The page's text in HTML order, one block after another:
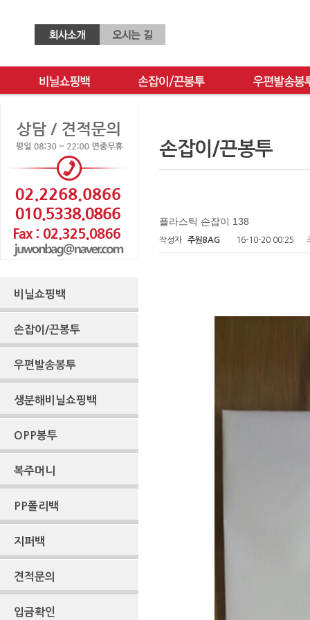
비닐쇼핑백
손잡이/끈봉투
우편발송봉투
생분해비닐쇼핑백
OPP봉투
복주머니
PP폴리백
지퍼백
견적문의
입금확인
손잡이/끈봉투
플라스틱 손잡이 138
작성자 주원BAG 16-10-20 00:25